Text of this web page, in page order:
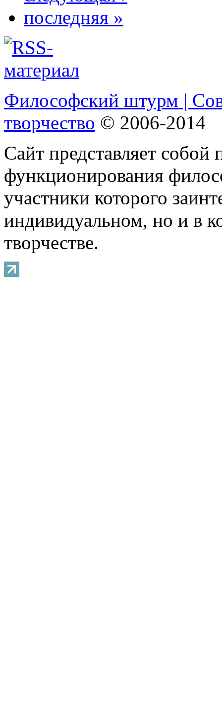
последняя »
Философский штурм |
творчество © 2006-2014
Сайт представляет собой
функционирования
участники которого
индивидуальном, но и в
творчестве.